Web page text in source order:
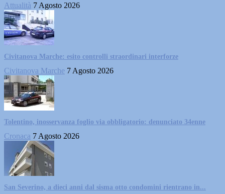
Attualità 7 Agosto 2026
Civitanova Marche: esito controlli straordinari interforze
Civitanova Marche 7 Agosto 2026
Tolentino, inosservanza foglio via obbligatorio: denunciato 34enne
Cronaca 7 Agosto 2026
San Severino, a dieci anni dal sisma otto condomini rientrano in...